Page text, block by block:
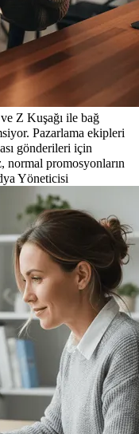
Z Kuşağı ile bağ
Pazarlama ekipleri
gönderileri için
normal promosyonların
Yöneticisi